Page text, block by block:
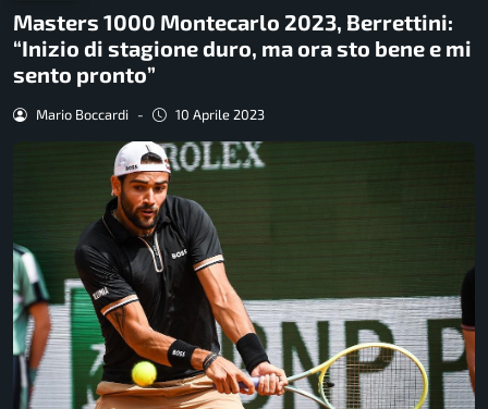
Masters 1000 Montecarlo 2023, Berrettini:
“Inizio di stagione duro, ma ora sto bene e mi
sento pronto”
Mario Boccardi - 10 Aprile 2023